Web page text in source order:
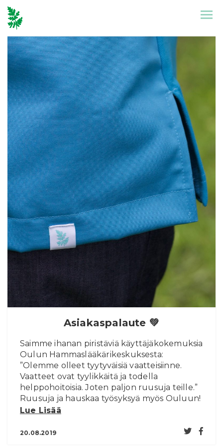
Mallisto
Puronen
Referenssit
Suunnittelu
Yhteystiedot
Tarinat
In English
Asiakaspalaute 💚
Saimme ihanan piristäviä käyttäjäkokemuksia
Oulun Hammaslääkärikeskuksesta:
”Olemme olleet tyytyväisiä vaatteisiinne.
Vaatteet ovat tyylikkäitä ja todella
helppohoitoisia. Joten paljon ruusuja teille.”
Ruusuja ja hauskaa työsyksyä myös Ouluun!
Lue Lisää
20.08.2019